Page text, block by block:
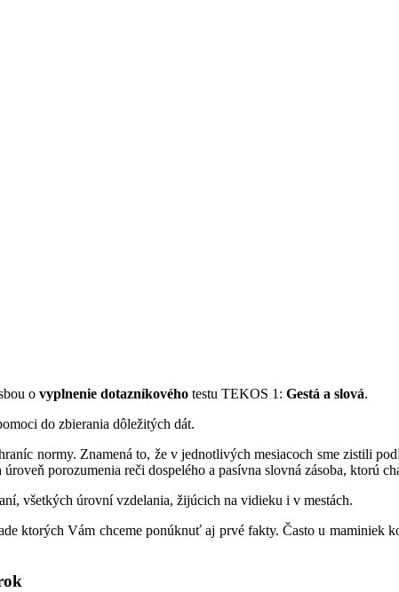
o vyplnenie dotazníkového testu TEKOS 1: Gestá a slová.
do zbierania dôležitých dát.
normy. Znamená to, že v jednotlivých mesiacoch sme zistili
porozumenia reči dospelého a pasívna slovná zásoba, ktorú
všetkých úrovní vzdelania, žijúcich na vidieku i v mestách.
ktorých Vám chceme ponúknuť aj prvé fakty. Často u maminiek